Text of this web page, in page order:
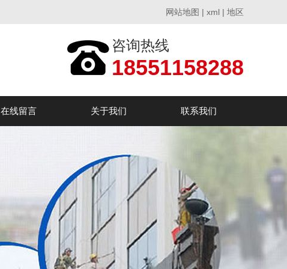
网站地图 | xml | 地区
咨询热线
18551158288
在线留言 关于我们 联系我们